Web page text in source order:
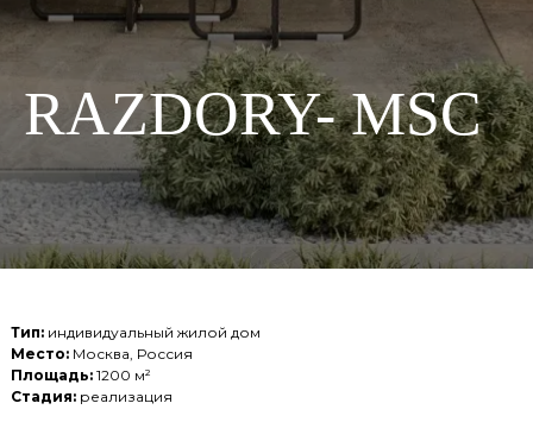
RAZDORY- MSC
Тип: индивидуальный жилой дом
Место: Москва, Россия
Площадь: 1200 м²
Стадия: реализация